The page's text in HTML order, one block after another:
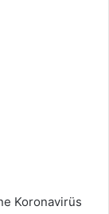
Koronavirüs